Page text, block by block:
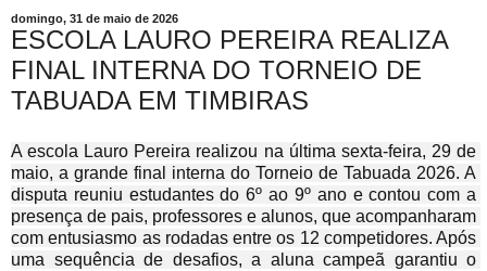
domingo, 31 de maio de 2026
ESCOLA LAURO PEREIRA REALIZA
FINAL INTERNA DO TORNEIO DE
TABUADA EM TIMBIRAS
A escola Lauro Pereira realizou na última sexta-feira, 29 de
maio, a grande final interna do Torneio de Tabuada 2026. A
disputa reuniu estudantes do 6º ao 9º ano e contou com a
presença de pais, professores e alunos, que acompanharam
com entusiasmo as rodadas entre os 12 competidores. Após
uma sequência de desafios, a aluna campeã garantiu o